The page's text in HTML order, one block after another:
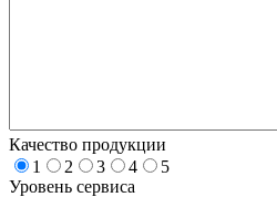
Качество продукции
1
2 3 4
5
Уровень сервиса